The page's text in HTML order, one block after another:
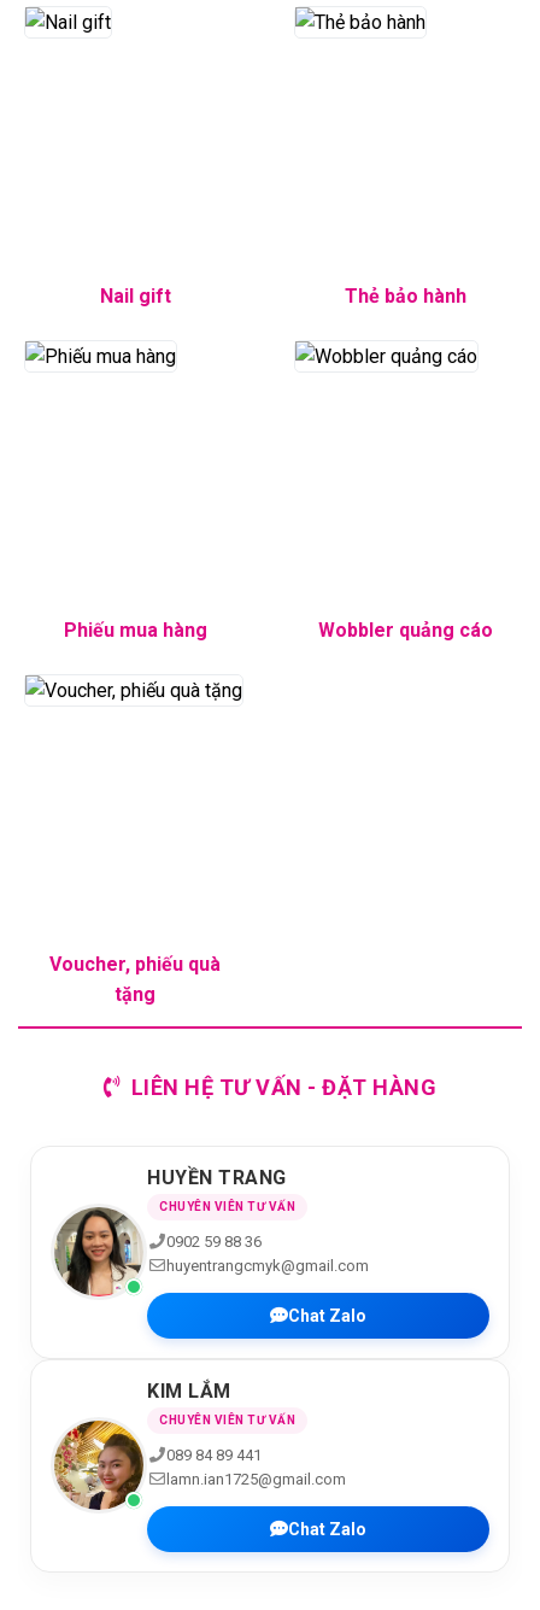
Nail gift Thẻ bảo hành
Phiếu mua hàng Wobbler quảng cáo
Voucher, phiếu quà
tặng
LIÊN HỆ TƯ VẤN - ĐẶT HÀNG
HUYỀN TRANG
CHUYÊN VIÊN TƯ VẤN
0902 59 88 36
huyentrangcmyk@gmail.com
Chat Zalo
KIM LẮM
CHUYÊN VIÊN TƯ VẤN
089 84 89 441
lamn.ian1725@gmail.com
Chat Zalo